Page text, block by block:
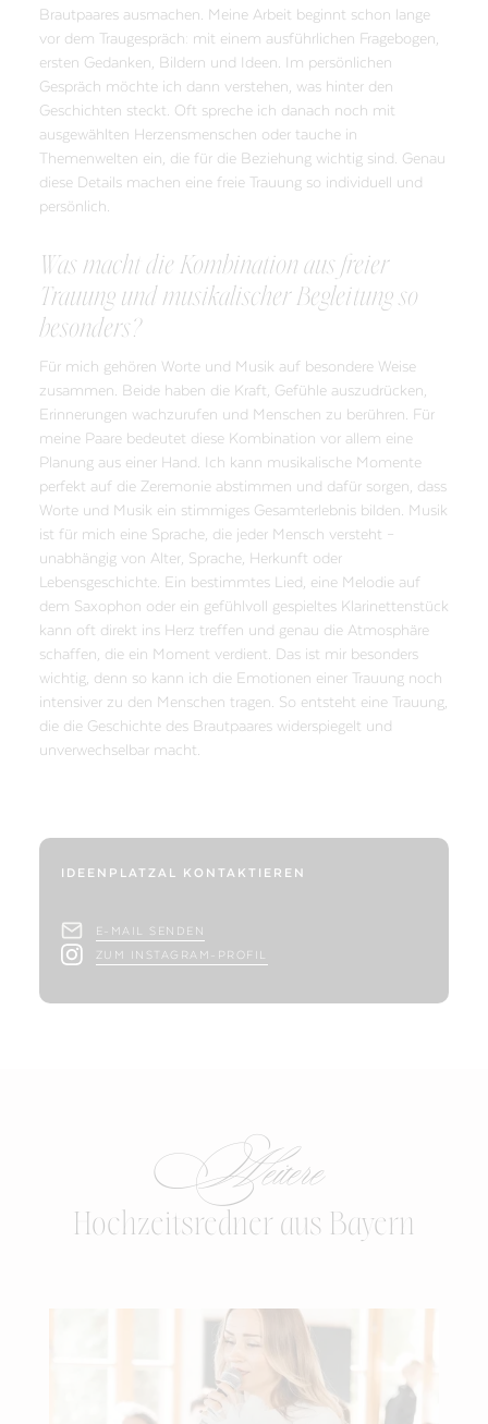
Brautpaares ausmachen. Meine Arbeit beginnt schon lange
vor dem Traugespräch: mit einem ausführlichen Fragebogen,
ersten Gedanken, Bildern und Ideen. Im persönlichen
Gespräch möchte ich dann verstehen, was hinter den
Geschichten steckt. Oft spreche ich danach noch mit
ausgewählten Herzensmenschen oder tauche in
Themenwelten ein, die für die Beziehung wichtig sind. Genau
diese Details machen eine freie Trauung so individuell und
persönlich.
Was macht die Kombination aus freier
Trauung und musikalischer Begleitung so
besonders?
Für mich gehören Worte und Musik auf besondere Weise
zusammen. Beide haben die Kraft, Gefühle auszudrücken,
Erinnerungen wachzurufen und Menschen zu berühren. Für
meine Paare bedeutet diese Kombination vor allem eine
Planung aus einer Hand. Ich kann musikalische Momente
perfekt auf die Zeremonie abstimmen und dafür sorgen, dass
Worte und Musik ein stimmiges Gesamterlebnis bilden. Musik
ist für mich eine Sprache, die jeder Mensch versteht –
unabhängig von Alter, Sprache, Herkunft oder
Lebensgeschichte. Ein bestimmtes Lied, eine Melodie auf
dem Saxophon oder ein gefühlvoll gespieltes Klarinettenstück
kann oft direkt ins Herz treffen und genau die Atmosphäre
schaffen, die ein Moment verdient. Das ist mir besonders
wichtig, denn so kann ich die Emotionen einer Trauung noch
intensiver zu den Menschen tragen. So entsteht eine Trauung,
die die Geschichte des Brautpaares widerspiegelt und
unverwechselbar macht.
IDEENPLATZAL KONTAKTIEREN
E-MAIL SENDEN
ZUM INSTAGRAM-PROFIL
Weitere
Hochzeitsredner aus Bayern